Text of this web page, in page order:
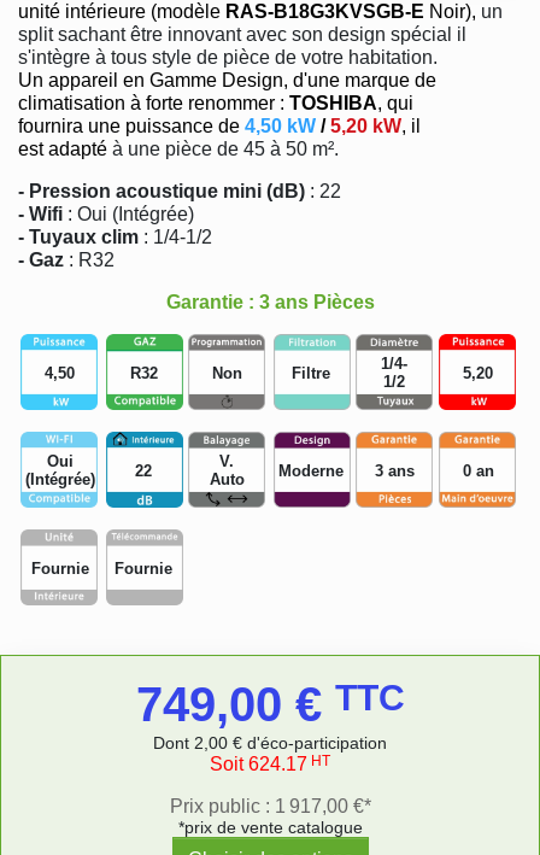
unité intérieure (modèle RAS-B18G3KVSGB-E Noir), un
split sachant être innovant avec son design spécial il
s'intègre à tous style de pièce de votre habitation.
Un appareil en Gamme Design, d'une marque de
climatisation à forte renommer : TOSHIBA, qui
fournira une puissance de 4,50 kW /5,20 kW, il
est adapté à une pièce de 45 à 50 m².
- Pression acoustique mini (dB) : 22
- Wifi : Oui (Intégrée)
- Tuyaux clim : 1/4-1/2
- Gaz : R32
Garantie : 3 ans Pièces
3 ans 0 an
4,50 5,20
Fournie Fournie
1/4-
1/2
Oui
(Intégrée)
Non
22 Moderne
V.
Auto
Filtre
R32
749,00 € TTC
Dont 2,00 € d'éco-participation
Soit 624.17 HT
Prix public : 1 917,00 €*
*prix de vente catalogue